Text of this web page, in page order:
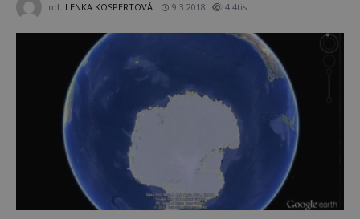
od LENKA KOSPERTOVÁ 9.3.2018 4.4tis